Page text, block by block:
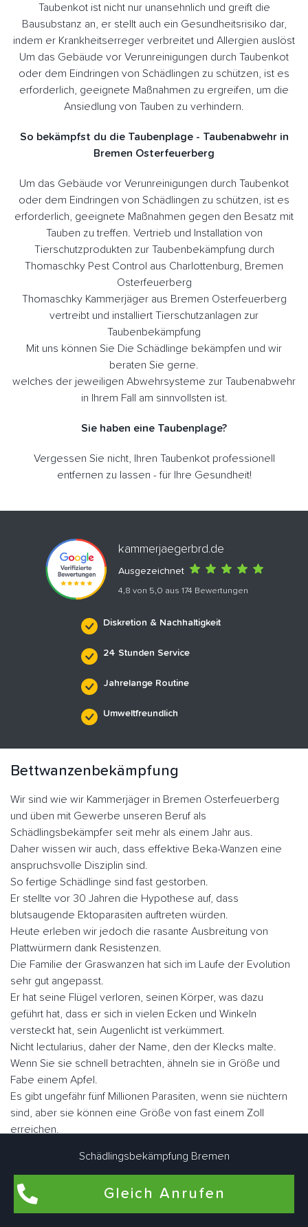
Taubenkot ist nicht nur unansehnlich und greift die
Bausubstanz an, er stellt auch ein Gesundheitsrisiko dar,
indem er Krankheitserreger verbreitet und Allergien auslöst
Um das Gebäude vor Verunreinigungen durch Taubenkot
oder dem Eindringen von Schädlingen zu schützen, ist es
erforderlich, geeignete Maßnahmen zu ergreifen, um die
Ansiedlung von Tauben zu verhindern.
So bekämpfst du die Taubenplage - Taubenabwehr in
Bremen Osterfeuerberg
Um das Gebäude vor Verunreinigungen durch Taubenkot
oder dem Eindringen von Schädlingen zu schützen, ist es
erforderlich, geeignete Maßnahmen gegen den Besatz mit
Tauben zu treffen. Vertrieb und Installation von
Tierschutzprodukten zur Taubenbekämpfung durch
Thomaschky Pest Control aus Charlottenburg, Bremen
Osterfeuerberg
Thomaschky Kammerjäger aus Bremen Osterfeuerberg
vertreibt und installiert Tierschutzanlagen zur
Taubenbekämpfung
Mit uns können Sie Die Schädlinge bekämpfen und wir
beraten Sie gerne.
welches der jeweiligen Abwehrsysteme zur Taubenabwehr
in Ihrem Fall am sinnvollsten ist.
Sie haben eine Taubenplage?
Vergessen Sie nicht, Ihren Taubenkot professionell
entfernen zu lassen - für Ihre Gesundheit!
kammerjaegerbrd.de
Ausgezeichnet
4,8 von 5,0 aus 174 Bewertungen
Diskretion & Nachhaltigkeit
24 Stunden Service
Jahrelange Routine
Umweltfreundlich
Bettwanzenbekämpfung
Wir sind wie wir Kammerjäger in Bremen Osterfeuerberg
und üben mit Gewerbe unseren Beruf als
Schädlingsbekämpfer seit mehr als einem Jahr aus.
Daher wissen wir auch, dass effektive Beka-Wanzen eine
anspruchsvolle Disziplin sind.
So fertige Schädlinge sind fast gestorben.
Er stellte vor 30 Jahren die Hypothese auf, dass
blutsaugende Ektoparasiten auftreten würden.
Heute erleben wir jedoch die rasante Ausbreitung von
Plattwürmern dank Resistenzen.
Die Familie der Graswanzen hat sich im Laufe der Evolution
sehr gut angepasst.
Er hat seine Flügel verloren, seinen Körper, was dazu
geführt hat, dass er sich in vielen Ecken und Winkeln
versteckt hat, sein Augenlicht ist verkümmert.
Nicht lectularius, daher der Name, den der Klecks malte.
Wenn Sie sie schnell betrachten, ähneln sie in Größe und
Fabe einem Apfel.
Es gibt ungefähr fünf Millionen Parasiten, wenn sie nüchtern
sind, aber sie können eine Größe von fast einem Zoll
erreichen.
Der Mensch ist der Hauptwirt blutsaugender Ektoparasiten.
Sie können aber auch als Zweitwirte für Nagetiere, Geflügel
oder zu Konservierungszwecken genutzt werden.
Im Gegensatz zu vielen anderen Schädlingen können sie
Schädlingsbekämpfung Bremen
Gleich Anrufen